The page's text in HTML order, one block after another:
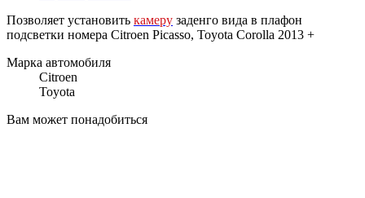
Позволяет установить камеру заденго вида в плафон
подсветки номера Citroen Picasso, Toyota Corolla 2013 +
Марка автомобиля
Citroen
Toyota
Вам может понадобиться